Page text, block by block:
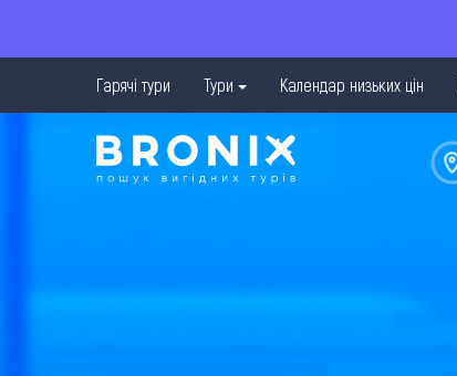
Гарячі тури Тури Календар низьких цін